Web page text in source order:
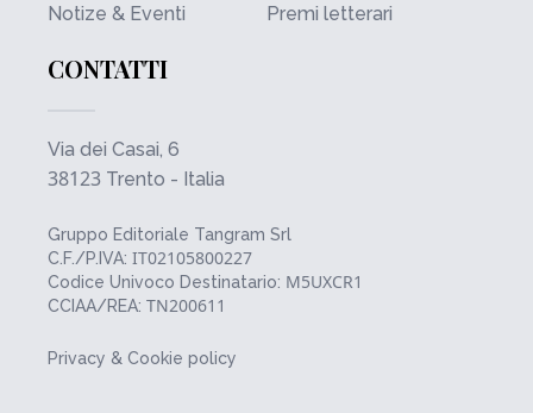
Notize & Eventi Premi letterari
CONTATTI
Via dei Casai, 6
38123 Trento - Italia
Gruppo Editoriale Tangram Srl
C.F./P.IVA: IT02105800227
Codice Univoco Destinatario: M5UXCR1
CCIAA/REA: TN200611
Privacy & Cookie policy